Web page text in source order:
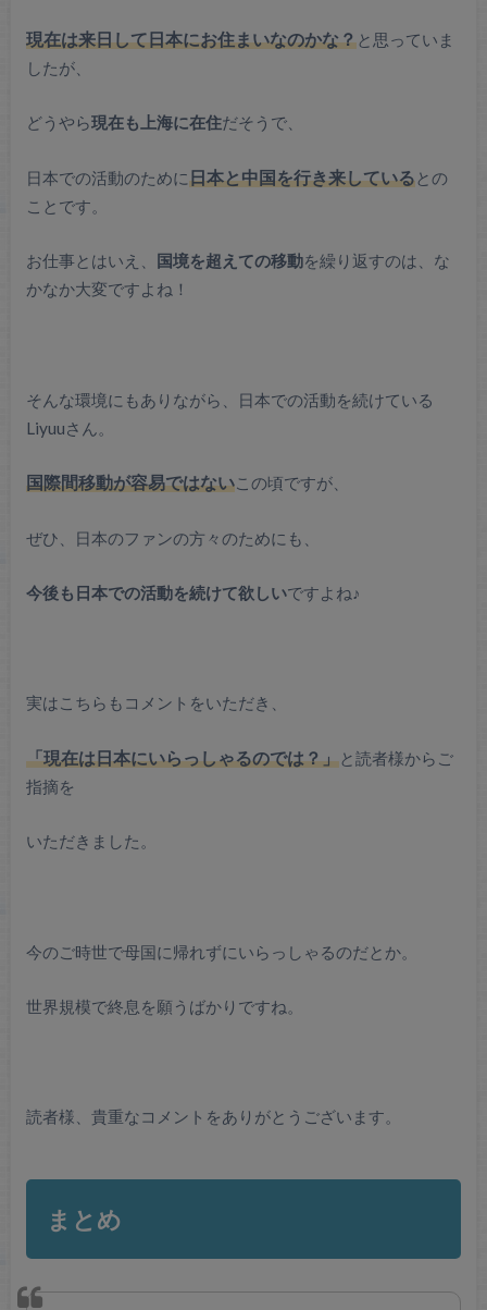
現在は来日して日本にお住まいなのかな？と思っていま
したが、
どうやら現在も上海に在住だそうで、
日本での活動のために日本と中国を行き来しているとの
ことです。
お仕事とはいえ、 国境を超えての移動を繰り返すのは、な
かなか大変ですよね！
そんな環境にもありながら、日本での活動を続けている
Liyuuさん。
国際間移動が容易ではないこの頃ですが、
ぜひ、日本のファンの方々のためにも、
今後も日本での活動を続けて欲しいですよね♪
実はこちらもコメントをいただき、
「現在は日本にいらっしゃるのでは？」と読者様からご
指摘を
いただきました。
今のご時世で母国に帰れずにいらっしゃるのだとか。
世界規模で終息を願うばかりですね。
読者様、貴重なコメントをありがとうございます。
まとめ